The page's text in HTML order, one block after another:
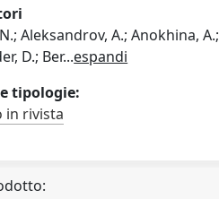
Aleksandrov, A.; Anokhina,
D.; Ber...espandi
tipologie:
in rivista